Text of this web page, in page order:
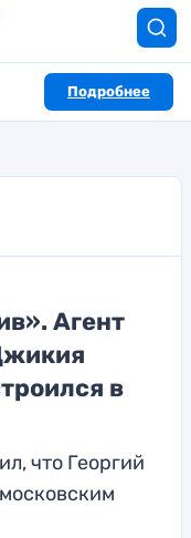
Подробнее
Агент
в
что Георгий